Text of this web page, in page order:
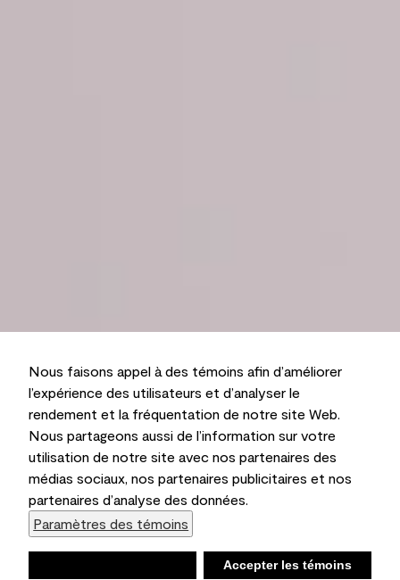
Nous faisons appel à des témoins afin d’améliorer
l’expérience des utilisateurs et d’analyser le
rendement et la fréquentation de notre site Web.
Nous partageons aussi de l’information sur votre
utilisation de notre site avec nos partenaires des
médias sociaux, nos partenaires publicitaires et nos
partenaires d’analyse des données.
Paramètres des témoins
Accepter les témoins
Liste d’achats